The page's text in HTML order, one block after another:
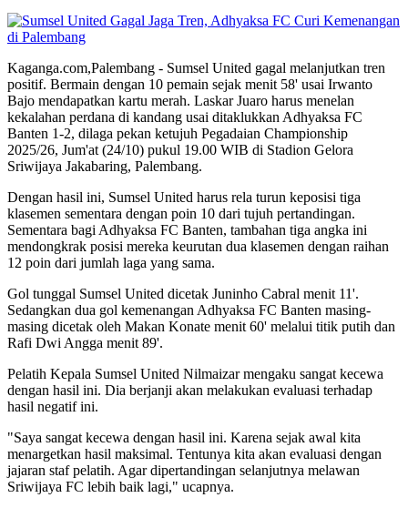
Kaganga.com,Palembang - Sumsel United gagal melanjutkan tren
positif. Bermain dengan 10 pemain sejak menit 58' usai Irwanto
Bajo mendapatkan kartu merah. Laskar Juaro harus menelan
kekalahan perdana di kandang usai ditaklukkan Adhyaksa FC
Banten 1-2, dilaga pekan ketujuh Pegadaian Championship
2025/26, Jum'at (24/10) pukul 19.00 WIB di Stadion Gelora
Sriwijaya Jakabaring, Palembang.
Dengan hasil ini, Sumsel United harus rela turun keposisi tiga
klasemen sementara dengan poin 10 dari tujuh pertandingan.
Sementara bagi Adhyaksa FC Banten, tambahan tiga angka ini
mendongkrak posisi mereka keurutan dua klasemen dengan raihan
12 poin dari jumlah laga yang sama.
Gol tunggal Sumsel United dicetak Juninho Cabral menit 11'.
Sedangkan dua gol kemenangan Adhyaksa FC Banten masing-
masing dicetak oleh Makan Konate menit 60' melalui titik putih dan
Rafi Dwi Angga menit 89'.
Pelatih Kepala Sumsel United Nilmaizar mengaku sangat kecewa
dengan hasil ini. Dia berjanji akan melakukan evaluasi terhadap
hasil negatif ini.
"Saya sangat kecewa dengan hasil ini. Karena sejak awal kita
menargetkan hasil maksimal. Tentunya kita akan evaluasi dengan
jajaran staf pelatih. Agar dipertandingan selanjutnya melawan
Sriwijaya FC lebih baik lagi," ucapnya.